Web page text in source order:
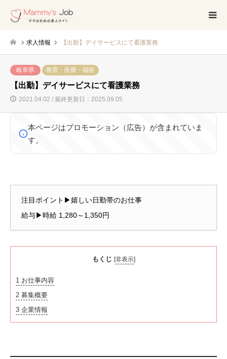
求人情報 【出勤】デイサービスにて看護業務
岐阜県 教育・医療・福祉
【出勤】デイサービスにて看護業務
2021.04.02 / 最終更新日：2025.09.05
本ページはプロモーション（広告）が含まれていま
す。
注目ポイント▶嬉しい日勤帯のお仕事
給与▶時給 1,280～1,350円
もくじ [非表示]
1 お仕事内容
2 募集概要
3 企業情報